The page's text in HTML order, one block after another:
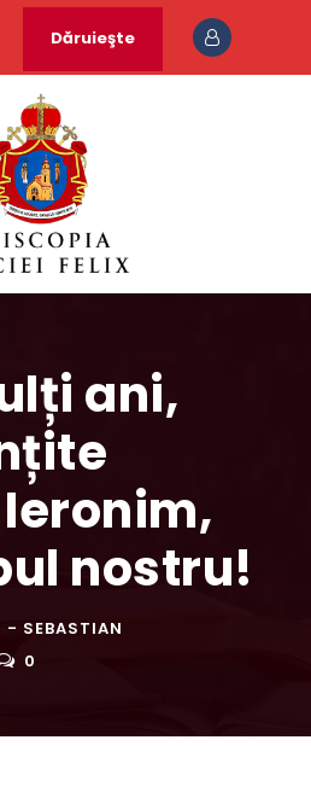
Dăruieşte
ani,
nostru!
- SEBASTIAN
0